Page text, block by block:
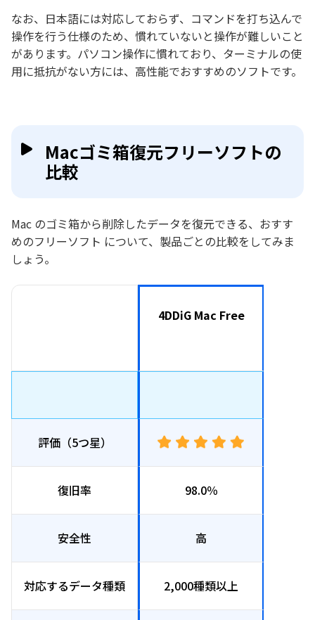
なお、日本語には対応しておらず、コマンドを打ち込んで
操作を行う仕様のため、慣れていないと操作が難しいこと
があります。パソコン操作に慣れており、ターミナルの使
用に抵抗がない方には、高性能でおすすめのソフトです。
Macゴミ箱復元フリーソフトの
比較
Mac のゴミ箱から削除したデータを復元できる、おすす
めのフリーソフト について、製品ごとの比較をしてみま
しょう。
4DDiG Mac Free
評価（5つ星）
復旧率 98.0％
安全性 高
対応するデータ種類 2,000種類以上